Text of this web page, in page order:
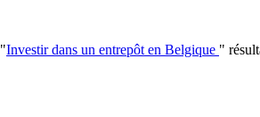
"Investir dans un entrepôt en Belgique "